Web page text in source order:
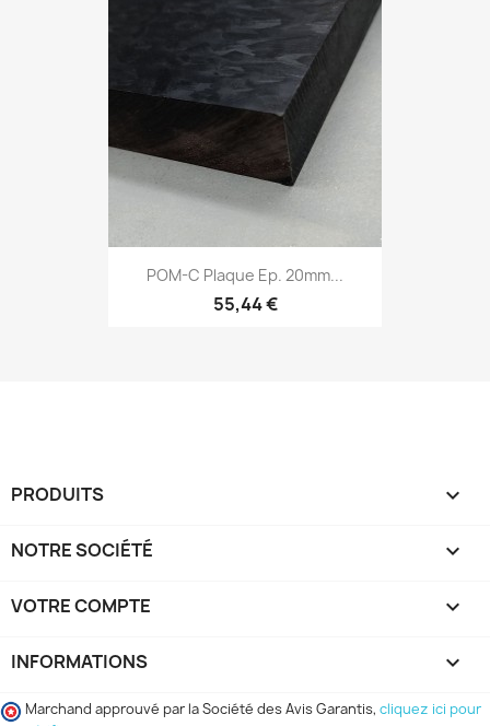
POM-C Plaque Ep. 20mm...
55,44 €
PRODUITS 
NOTRE SOCIÉTÉ 
VOTRE COMPTE 
INFORMATIONS keyboard_arrow_down
Marchand approuvé par la Société des Avis Garantis, cliquez ici pour